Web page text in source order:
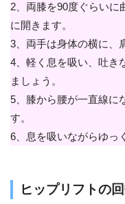
2、両膝を90度ぐらいに
に開きます。
3、両手は身体の横に、
4、軽く息を吸い、吐き
ましょう。
5、膝から腰が一直線に
す。
6、息を吸いながらゆっ
ヒップリフトの